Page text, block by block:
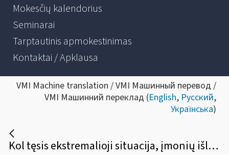
Mokesčių kalendorius
Seminarai
Tarptautinis apmokestinimas
Kontaktai / Apklausa
VMI Machine translation / VMI Машинный перевод /
VMI Машинний переклад (English, Русский,
Українська)
Kol tęsis ekstremalioji situacija, įmonių išlaidos darbuotojų maitinimui ir pavežėjimui į darbą – leidžiami atskaitymai